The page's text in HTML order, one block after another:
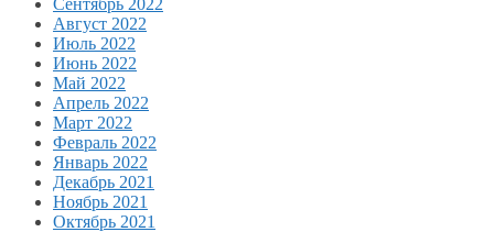
Сентябрь 2022
Август 2022
Июль 2022
Июнь 2022
Май 2022
Апрель 2022
Март 2022
Февраль 2022
Январь 2022
Декабрь 2021
Ноябрь 2021
Октябрь 2021